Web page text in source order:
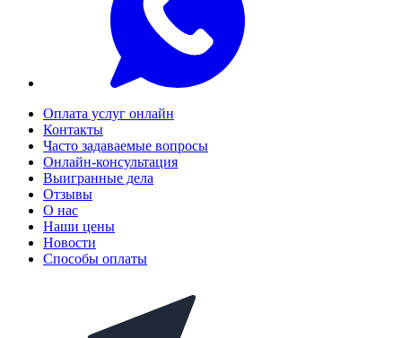
Оплата услуг онлайн
Контакты
Часто задаваемые вопросы
Онлайн-консультация
Выигранные дела
Отзывы
О нас
Наши цены
Новости
Способы оплаты